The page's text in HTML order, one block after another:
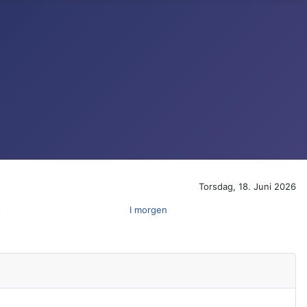
Torsdag, 18. Juni 2026
I morgen